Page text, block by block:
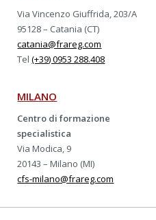
Via Vincenzo Giuffrida, 203/A
95128 – Catania (CT)
catania@frareg.com
Tel(+39) 0953 288.408
MILANO
Centro di formazione
specialistica
Via Modica, 9
20143 – Milano (MI)
cfs-milano@frareg.com